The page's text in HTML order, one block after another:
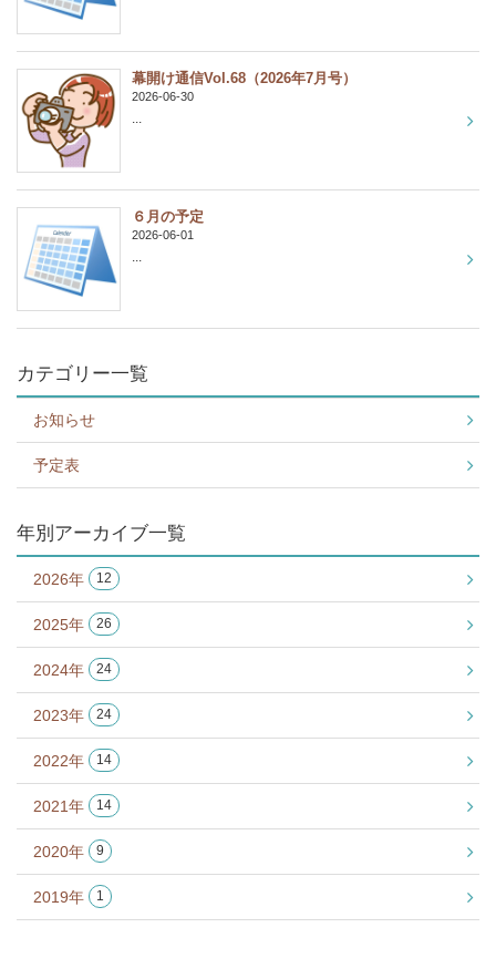
幕開け通信Vol.68（2026年7月号）
2026-06-30
６月の予定
2026-06-01
カテゴリー一覧
お知らせ
予定表
年別アーカイブ一覧
2026年 12
2025年 26
2024年 24
2023年 24
2022年 14
2021年 14
2020年 9
2019年 1